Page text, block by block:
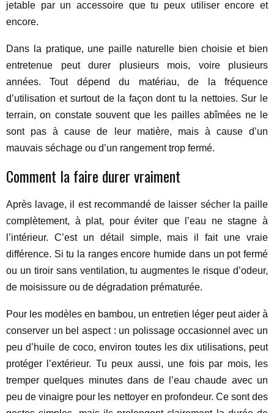
jetable par un accessoire que tu peux utiliser encore et
encore.
Dans la pratique, une paille naturelle bien choisie et bien
entretenue peut durer plusieurs mois, voire plusieurs
années. Tout dépend du matériau, de la fréquence
d’utilisation et surtout de la façon dont tu la nettoies. Sur le
terrain, on constate souvent que les pailles abîmées ne le
sont pas à cause de leur matière, mais à cause d’un
mauvais séchage ou d’un rangement trop fermé.
Comment la faire durer vraiment
Après lavage, il est recommandé de laisser sécher la paille
complètement, à plat, pour éviter que l’eau ne stagne à
l’intérieur. C’est un détail simple, mais il fait une vraie
différence. Si tu la ranges encore humide dans un pot fermé
ou un tiroir sans ventilation, tu augmentes le risque d’odeur,
de moisissure ou de dégradation prématurée.
Pour les modèles en bambou, un entretien léger peut aider à
conserver un bel aspect : un polissage occasionnel avec un
peu d’huile de coco, environ toutes les dix utilisations, peut
protéger l’extérieur. Tu peux aussi, une fois par mois, les
tremper quelques minutes dans de l’eau chaude avec un
peu de vinaigre pour les nettoyer en profondeur. Ce sont des